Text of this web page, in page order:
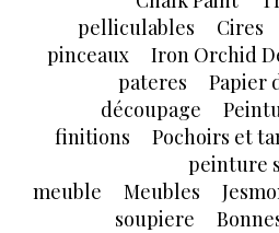
pelliculables
Cires
pinceaux
Iron Orchid
pateres
Papier
découpage
finitions
Pochoirs et
peinture
meuble
Meubles
soupiere